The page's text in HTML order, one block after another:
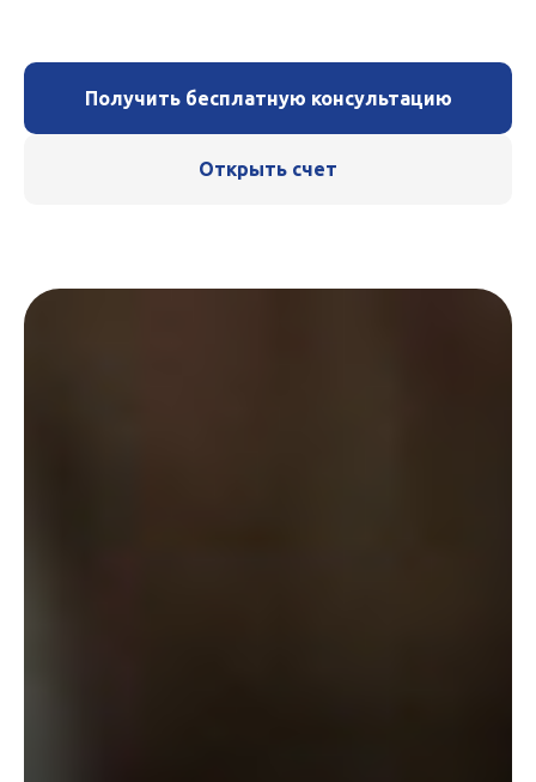
Получить бесплатную консультацию
Открыть счет